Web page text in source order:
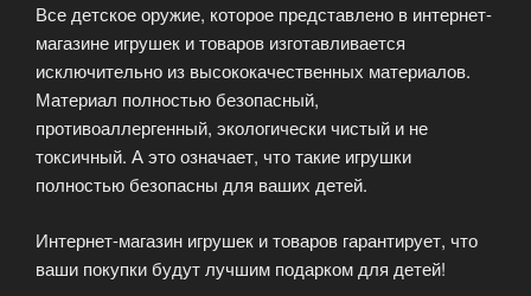
Все детское оружие, которое представлено в интернет-
магазине игрушек и товаров изготавливается
исключительно из высококачественных материалов.
Материал полностью безопасный,
противоаллергенный, экологически чистый и не
токсичный. А это означает, что такие игрушки
полностью безопасны для ваших детей.
Интернет-магазин игрушек и товаров гарантирует, что
ваши покупки будут лучшим подарком для детей!